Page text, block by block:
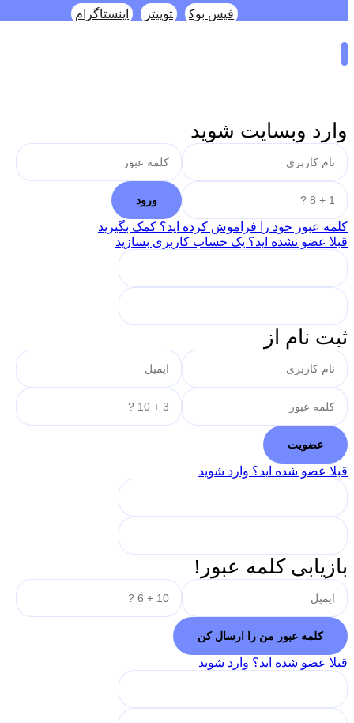
فیس بوک توییتر اینستاگرام
وارد وبسایت شوید
کلمه عبور خود را فراموش کرده اید؟ کمک بگیرید
قبلا عضو نشده اید؟ یک حساب کاربری بسازید
ثبت نام از
قبلا عضو شده اید؟ وارد شوید
بازیابی کلمه عبور!
قبلا عضو شده اید؟ وارد شوید